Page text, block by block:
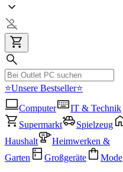
⭐Unsere Bestseller⭐
Computer
IT & Technik
Supermarkt
Spielzeug
Haushalt
Heimwerken &
Garten
Großgeräte Mode